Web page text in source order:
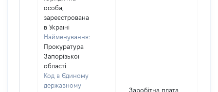
особа,
зареєстрована
в Україні
Найменування:
Прокуратура
Запорізької
області
Код в Єдиному
державному
Заробітна плата